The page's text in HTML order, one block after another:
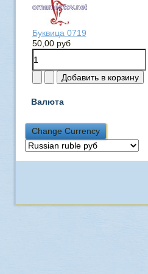
Буквица 0719
50,00 руб
Валюта